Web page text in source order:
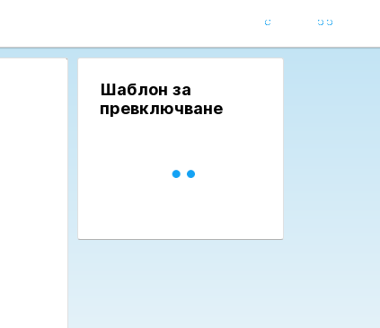
Шаблон за
превключване